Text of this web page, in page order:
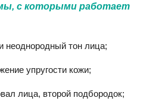
с которыми работает
неоднородный тон лица;
упругости кожи;
лица, второй подбородок;